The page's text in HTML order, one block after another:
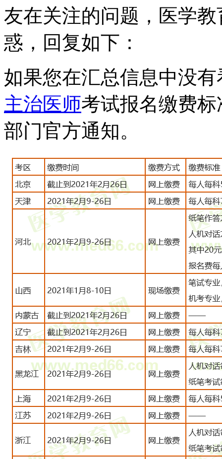
友在关注的问题，医学
惑，回复如下：
如果您在汇总信息中没
主治医师考试报名缴费
部门官方通知。